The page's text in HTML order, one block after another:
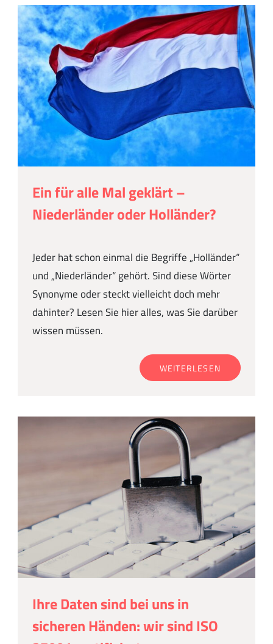
Ein für alle Mal geklärt –
Niederländer oder Holländer?
Jeder hat schon einmal die Begriffe „Holländer“
und „Niederländer“ gehört. Sind diese Wörter
Synonyme oder steckt vielleicht doch mehr
dahinter? Lesen Sie hier alles, was Sie darüber
wissen müssen.
WEITERLESEN
Ihre Daten sind bei uns in
sicheren Händen: wir sind ISO